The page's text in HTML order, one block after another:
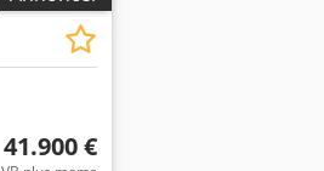
41.900 €